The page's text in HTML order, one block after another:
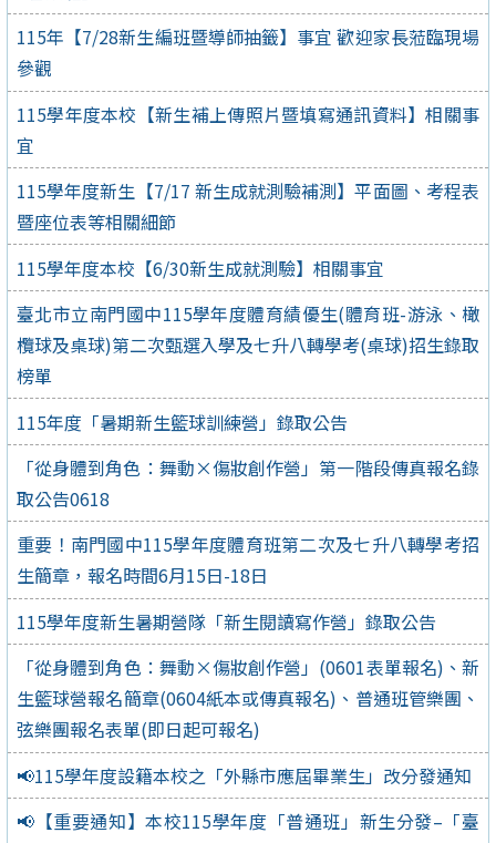
115年【7/28新生編班暨導師抽籤】事宜 歡迎家長蒞臨現場
參觀
115學年度本校【新生補上傳照片暨填寫通訊資料】相關事
宜
115學年度新生【7/17 新生成就測驗補測】平面圖、考程表
暨座位表等相關細節
115學年度本校【6/30新生成就測驗】相關事宜
臺北市立南門國中115學年度體育績優生(體育班-游泳、橄
欖球及桌球)第二次甄選入學及七升八轉學考(桌球)招生錄取
榜單
115年度「暑期新生籃球訓練營」錄取公告
「從身體到角色：舞動×傷妝創作營」第一階段傳真報名錄
取公告0618
重要！南門國中115學年度體育班第二次及七升八轉學考招
生簡章，報名時間6月15日-18日
115學年度新生暑期營隊「新生閱讀寫作營」錄取公告
「從身體到角色：舞動×傷妝創作營」(0601表單報名)、新
生籃球營報名簡章(0604紙本或傳真報名)、普通班管樂團、
弦樂團報名表單(即日起可報名)
📢115學年度設籍本校之「外縣市應屆畢業生」改分發通知
📢【重要通知】本校115學年度「普通班」新生分發–「臺